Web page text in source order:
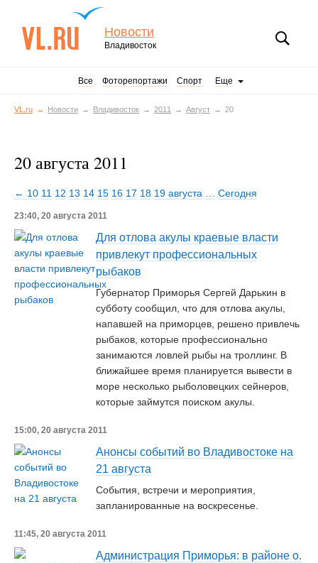
Новости
Владивосток
Все Фоторепортажи Спорт Еще
VL.ru Новости Владивосток 2011 Август 20
20 августа 2011
← 10 11 12 13 14 15 16 17 18 19 августа Сегодня
23:40, 20 августа 2011
Для отлова акулы краевые власти
привлекут профессиональных
рыбаков
Губернатор Приморья Сергей Дарькин в
субботу сообщил, что для отлова акулы,
напавшей на приморцев, решено привлечь
рыбаков, которые профессионально
занимаются ловлей рыбы на троллинг. В
ближайшее время планируется вывести в
море несколько рыболовецких сейнеров,
которые займутся поиском акулы.
15:00, 20 августа 2011
Анонсы событий во Владивостоке на
21 августа
События, встречи и мероприятия,
запланированные на воскресенье.
11:45, 20 августа 2011
Администрация Приморья: в районе о.